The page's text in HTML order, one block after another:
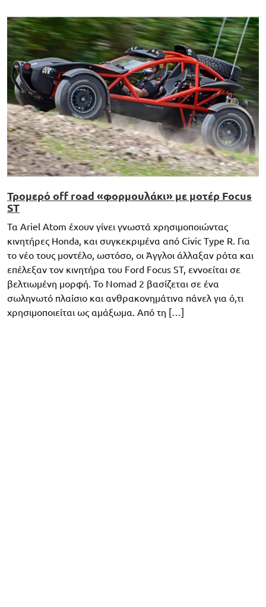
Τρομερό off road «φορμουλάκι» με μοτέρ Focus
ST
Τα Ariel Atom έχουν γίνει γνωστά χρησιμοποιώντας
κινητήρες Honda, και συγκεκριμένα από Civic Type R. Για
το νέο τους μοντέλο, ωστόσο, οι Άγγλοι άλλαξαν ρότα και
επέλεξαν τον κινητήρα του Ford Focus ST, εννοείται σε
βελτιωμένη μορφή. Το Nomad 2 βασίζεται σε ένα
σωληνωτό πλαίσιο και ανθρακονημάτινα πάνελ για ό,τι
χρησιμοποιείται ως αμάξωμα. Από τη […]